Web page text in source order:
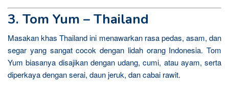
3. Tom Yum – Thailand
Masakan khas Thailand ini menawarkan rasa pedas, asam, dan
segar yang sangat cocok dengan lidah orang Indonesia. Tom
Yum biasanya disajikan dengan udang, cumi, atau ayam, serta
diperkaya dengan serai, daun jeruk, dan cabai rawit.